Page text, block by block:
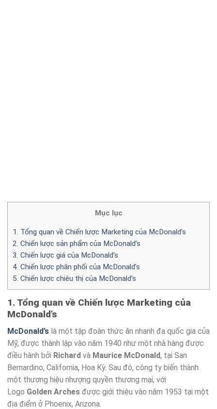
Mục lục
1. Tổng quan về Chiến lược Marketing của McDonald’s
2. Chiến lược sản phẩm của McDonald’s
3. Chiến lược giá của McDonald’s
4. Chiến lược phân phối của McDonald’s
5. Chiến lược chiêu thị của McDonald’s
1. Tổng quan về Chiến lược Marketing của
McDonald’s
McDonald’s là một tập đoàn thức ăn nhanh đa quốc gia của
Mỹ, được thành lập vào năm 1940 như một nhà hàng được
điều hành bởi Richard và Maurice McDonald, tại San
Bernardino, California, Hoa Kỳ. Sau đó, công ty biến thành
một thương hiệu nhượng quyền thương mại, với
Logo Golden Arches được giới thiệu vào năm 1953 tại một
địa điểm ở Phoenix, Arizona.